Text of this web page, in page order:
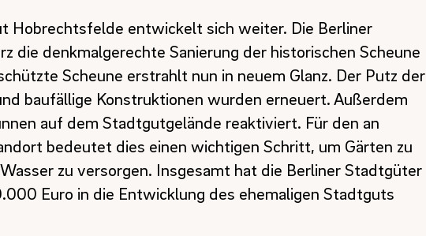
Hobrechtsfelde entwickelt sich weiter. Die Berliner
die denkmalgerechte Sanierung der historischen Scheune
Scheune erstrahlt nun in neuem Glanz. Der Putz der
baufällige Konstruktionen wurden erneuert. Außerdem
auf dem Stadtgutgelände reaktiviert. Für den an
bedeutet dies einen wichtigen Schritt, um Gärten zu
zu versorgen. Insgesamt hat die Berliner Stadtgüter
Euro in die Entwicklung des ehemaligen Stadtguts